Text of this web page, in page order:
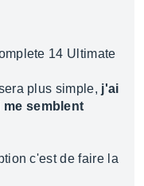
14 Ultimate
plus simple, j'ai
semblent
c'est de faire la